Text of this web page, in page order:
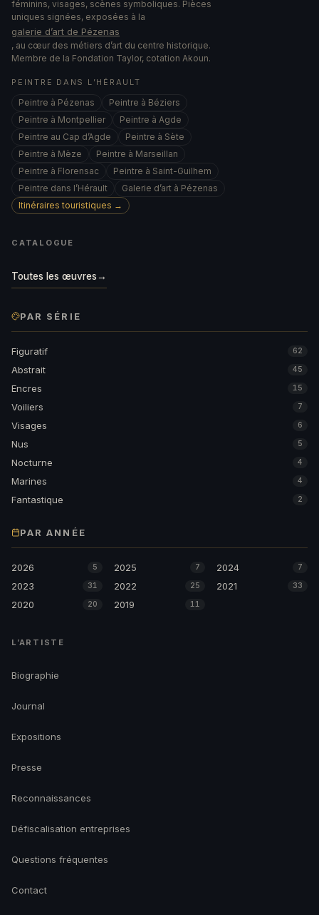
féminins, visages, scènes symboliques. Pièces
uniques signées, exposées à la
galerie d’art de Pézenas
, au cœur des métiers d’art du centre historique.
Membre de la Fondation Taylor, cotation Akoun.
PEINTRE DANS L’HÉRAULT
Peintre à Pézenas
Peintre à Béziers
Peintre à Montpellier
Peintre à Agde
Peintre au Cap d’Agde
Peintre à Sète
Peintre à Mèze
Peintre à Marseillan
Peintre à Florensac
Peintre à Saint-Guilhem
Peintre dans l’Hérault
Galerie d’art à Pézenas
Itinéraires touristiques →
CATALOGUE
Toutes les œuvres→
PAR SÉRIE
Figuratif 62
Abstrait 45
Encres 15
Voiliers 7
Visages 6
Nus 5
Nocturne 4
Marines 4
Fantastique 2
PAR ANNÉE
2026 5 2025 7 2024 7
2023 31 2022 25 2021 33
2020 20 2019 11
L’ARTISTE
Biographie
Journal
Expositions
Presse
Reconnaissances
Défiscalisation entreprises
Questions fréquentes
Contact